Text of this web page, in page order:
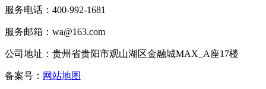
服务电话：400-992-1681
服务邮箱：wa@163.com
公司地址：贵州省贵阳市观山湖区金融城MAX_A座17楼
备案号： 网站地图